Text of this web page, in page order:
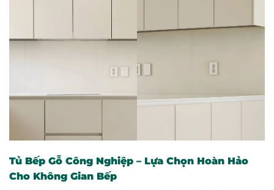
Tủ Bếp Gỗ Công Nghiệp – Lựa Chọn Hoàn Hảo
Cho Không Gian Bếp